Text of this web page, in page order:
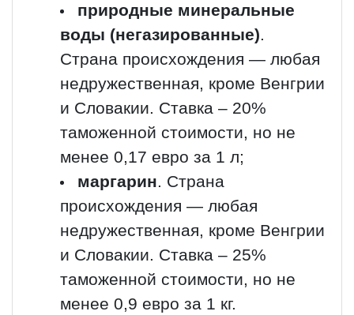
природные минеральные
воды (негазированные).
Страна происхождения — любая
недружественная, кроме Венгрии
и Словакии. Ставка – 20%
таможенной стоимости, но не
менее 0,17 евро за 1 л;
маргарин. Страна
происхождения — любая
недружественная, кроме Венгрии
и Словакии. Ставка – 25%
таможенной стоимости, но не
менее 0,9 евро за 1 кг.